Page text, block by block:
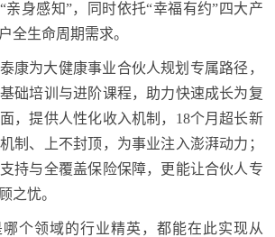
亲身感知”，同时依托“幸福有约”四大产
全生命周期需求。
康为大健康事业合伙人规划专属路径，
础培训与进阶课程，助力快速成长为复
，提供人性化收入机制，18个月超长新
制、上不封顶，为事业注入澎湃动力；
持与全覆盖保险保障，更能让合伙人专
之忧。
个领域的行业精英，都能在此实现从